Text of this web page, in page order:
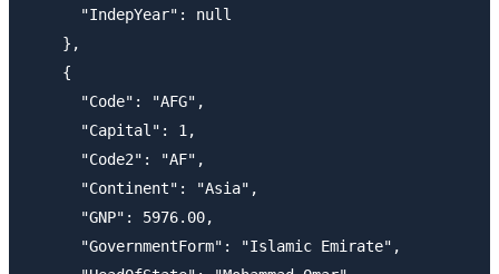
      "IndepYear": null
    },
    {
      "Code": "AFG",
      "Capital": 1,
      "Code2": "AF",
      "Continent": "Asia",
      "GNP": 5976.00,
      "GovernmentForm": "Islamic Emirate",